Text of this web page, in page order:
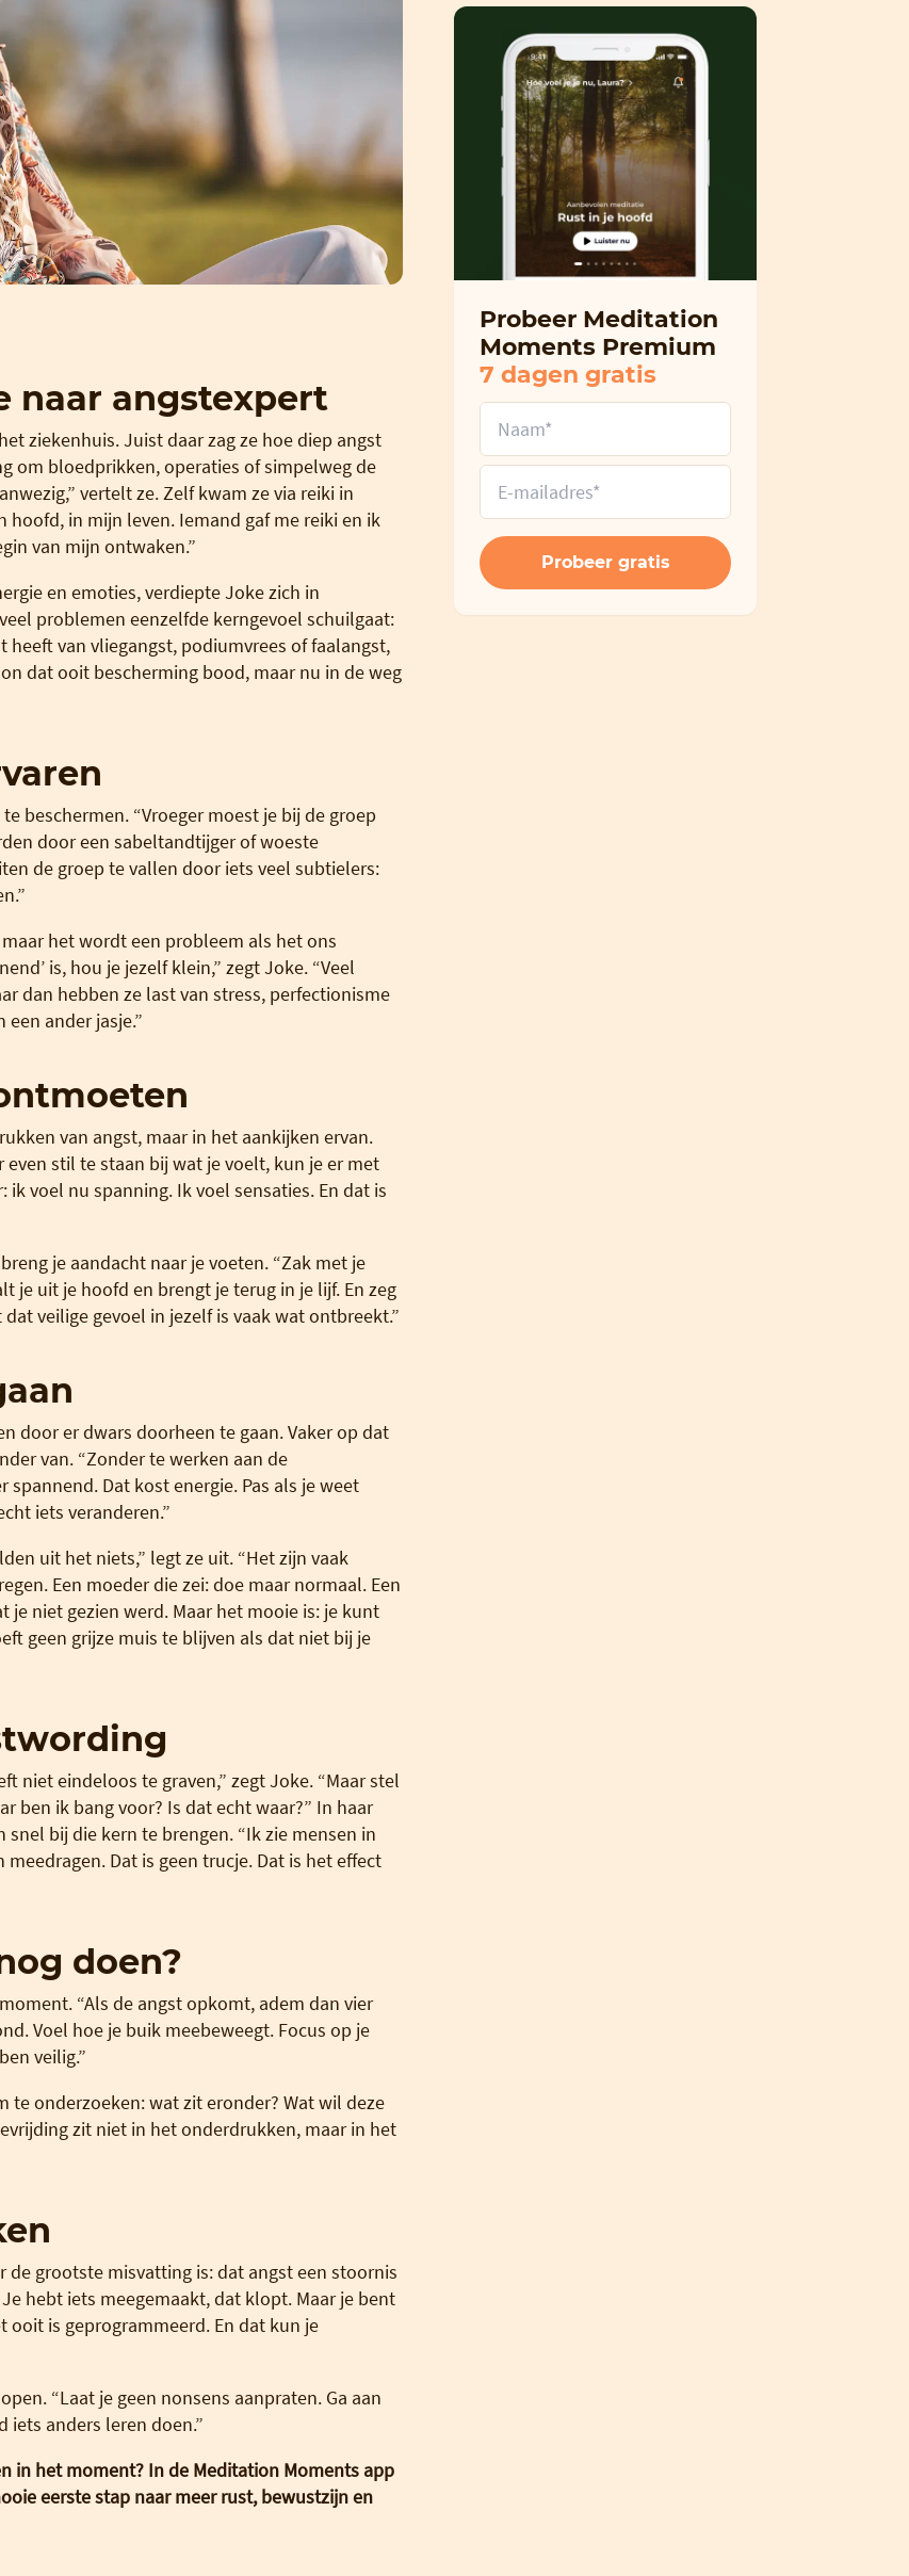
naar angstexpert
ziekenhuis. Juist daar zag ze hoe diep angst
om bloedprikken, operaties of simpelweg de
vertelt ze. Zelf kwam ze via reiki in
in mijn leven. Iemand gaf me reiki en ik
van mijn ontwaken.”
en emoties, verdiepte Joke zich in
problemen eenzelfde kerngevoel schuilgaat:
heeft van vliegangst, podiumvrees of faalangst,
dat ooit bescherming bood, maar nu in de weg
beschermen. “Vroeger moest je bij de groep
door een sabeltandtijger of woeste
de groep te vallen door iets veel subtielers:
het wordt een probleem als het ons
is, hou je jezelf klein,” zegt Joke. “Veel
dan hebben ze last van stress, perfectionisme
ander jasje.”
van angst, maar in het aankijken ervan.
stil te staan bij wat je voelt, kun je er met
voel nu spanning. Ik voel sensaties. En dat is
je aandacht naar je voeten. “Zak met je
je uit je hoofd en brengt je terug in je lijf. En zeg
veilige gevoel in jezelf is vaak wat ontbreekt.”
door er dwars doorheen te gaan. Vaker op dat
van. “Zonder te werken aan de
Dat kost energie. Pas als je weet
iets veranderen.”
uit het niets,” legt ze uit. “Het zijn vaak
Een moeder die zei: doe maar normaal. Een
je niet gezien werd. Maar het mooie is: je kunt
geen grijze muis te blijven als dat niet bij je
niet eindeloos te graven,” zegt Joke. “Maar stel
ben ik bang voor? Is dat echt waar?” In haar
bij die kern te brengen. “Ik zie mensen in
Dat is geen trucje. Dat is het effect
doen?
“Als de angst opkomt, adem dan vier
Voel hoe je buik meebeweegt. Focus op je
veilig.”
te onderzoeken: wat zit eronder? Wat wil deze
zit niet in het onderdrukken, maar in het
grootste misvatting is: dat angst een stoornis
hebt iets meegemaakt, dat klopt. Maar je bent
is geprogrammeerd. En dat kun je
“Laat je geen nonsens aanpraten. Ga aan
iets anders leren doen.”
in het moment? In de Meditation Moments app
eerste stap naar meer rust, bewustzijn en
Probeer Meditation
Moments Premium
7 dagen gratis